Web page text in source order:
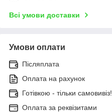
Всі умови доставки
Умови оплати
Післяплата
Оплата на рахунок
Готівкою - тільки самовивіз!
Оплата за реквізитами